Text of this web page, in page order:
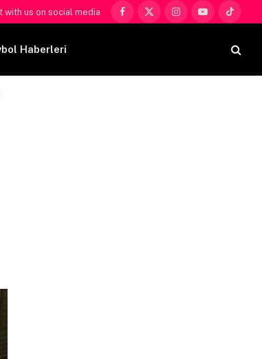
with us on social media
Facebook
X
InstagramYouTubeTikTok
Haberleri